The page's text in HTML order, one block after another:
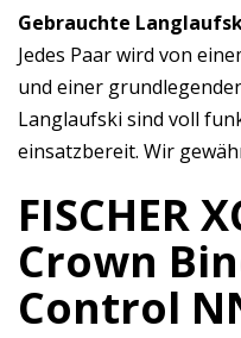
Gebrauchte
Jedes Paar wird von
und einer
Langlaufski sind voll
einsatzbereit. Wir
FISCHER
Crown
Control